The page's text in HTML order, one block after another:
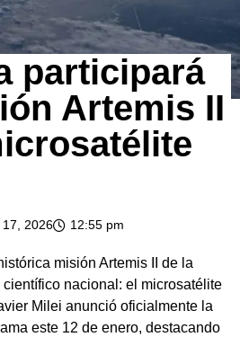
participará
Artemis II
2026 12:55 pm
misión Artemis II de la
nacional: el microsatélite
Milei anunció oficialmente la
este 12 de enero, destacando